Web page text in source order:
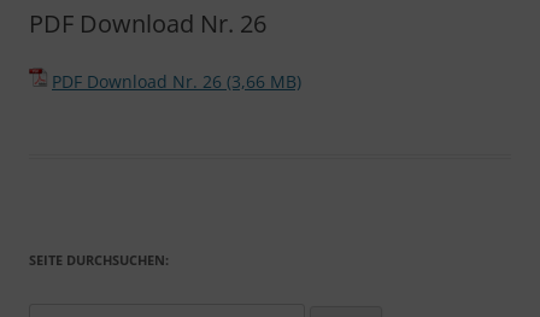
PDF Download Nr. 26
PDF Download Nr. 26
SEITE DURCHSUCHEN: